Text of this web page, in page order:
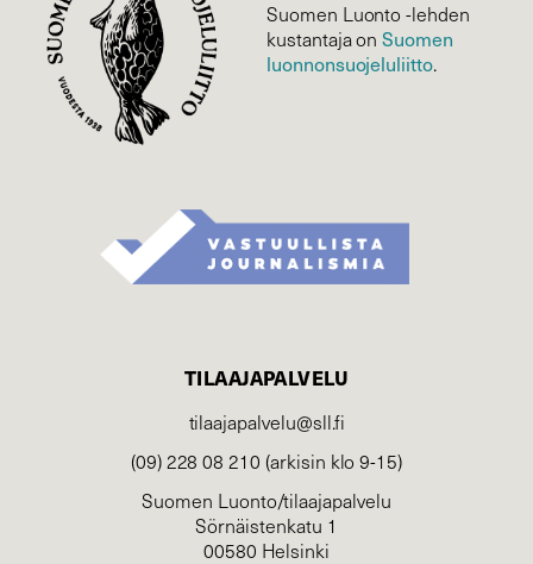
Suomen Luonto -lehden
kustantaja onSuomen
luonnonsuojelu­liitto.
TILAAJAPALVELU
tilaajapalvelu@sll.fi
(09) 228 08 210 (arkisin klo 9-15)
Suomen Luonto/tilaajapalvelu
Sörnäistenkatu 1
00580 Helsinki